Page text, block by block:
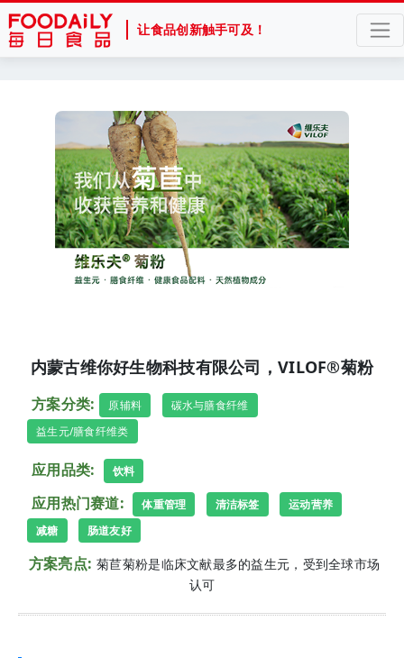
让食品创新触手可及！
内蒙古维你好生物科技有限公司，VILOF®菊粉
方案分类: 原辅料
碳水与膳食纤维
益生元/膳食纤维类
应用品类: 饮料
应用热门赛道: 体重管理 清洁标签
运动营养
减糖
肠道友好
方案亮点: 菊苣菊粉是临床文献最多的益生元，受到全球市场
认可